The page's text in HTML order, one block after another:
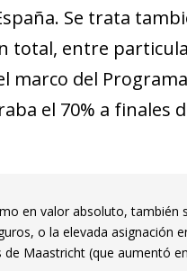
Se trata
total, entre
marco del
el 70% a finales
en valor absoluto, también
o la elevada asignación
Maastricht (que aumentó